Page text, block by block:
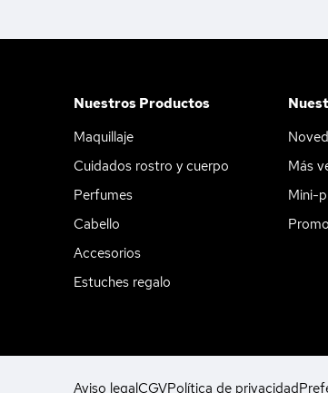
Nuestros Productos
Maquillaje
Cuidados rostro y cuerpo
Perfumes
Cabello
Accesorios
Estuches regalo
Más
Mini-
Aviso legalCGVPolítica de privacidad